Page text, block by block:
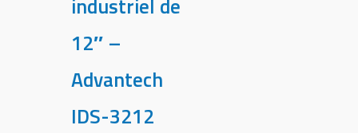
industriel de
12″ –
Advantech
IDS-3212